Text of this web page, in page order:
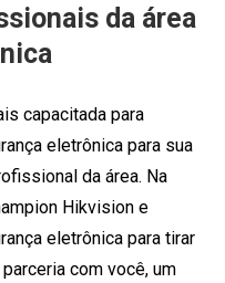
da área
capacitada para
eletrônica para sua
da área. Na
Hikvision e
eletrônica para tirar
com você, um